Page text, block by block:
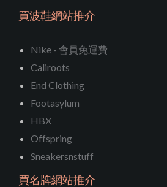
買波鞋網站推介
Nike - 會員免運費
Caliroots
End Clothing
Footasylum
HBX
Offspring
Sneakersnstuff
買名牌網站推介